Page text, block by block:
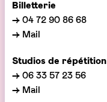
Billetterie
→ 04 72 90 86 68
→ Mail
Studios de répétition
→ 06 33 57 23 56
→ Mail